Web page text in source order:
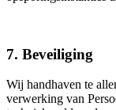
7. Beveiliging
Wij handhaven te
verwerking van